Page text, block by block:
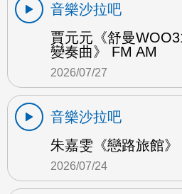
音樂沙拉吧
賈元元《舒曼
變奏曲》 FM AM
2026/07/27
音樂沙拉吧
朱嘉雯《戀路旅館》
2026/07/24